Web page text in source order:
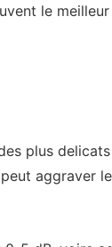
le
plus
aggraver